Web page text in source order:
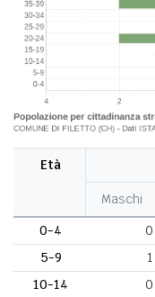
Età
Maschi
0-4
0
5-9
1
10-14
0